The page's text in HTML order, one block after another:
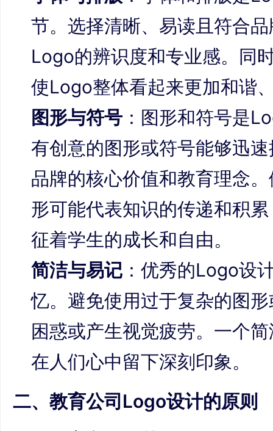
节。选择清晰、易读且符合
Logo的辨识度和专业感。同
使Logo整体看起来更加和谐
图形与符号 ：图形和符号是
有创意的图形或符号能够迅
品牌的核心价值和教育理念
形可能代表知识的传递和积
征着学生的成长和自由。
简洁与易记 ：优秀的Logo设
忆。避免使用过于复杂的图
困惑或产生视觉疲劳。一个
在人们心中留下深刻印象。
二、教育公司Logo设计的原则